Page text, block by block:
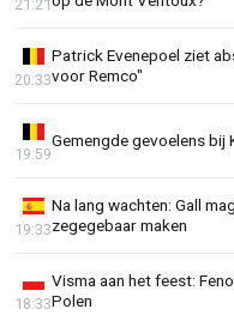
21:21
Patrick Evenepoel ziet
voor Remco"
20:33
Gemengde gevoelens bij
19:59
Na lang wachten: Gall
zegegebaar maken
19:33
Visma aan het feest:
Polen
18:33